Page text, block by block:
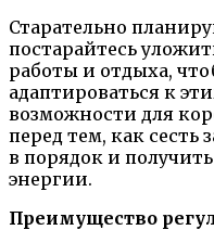
Старательно
постарайтесь
работы и отдыха,
адаптироваться к
возможности для
перед тем, как сесть
в порядок и
энергии.
Преимущество